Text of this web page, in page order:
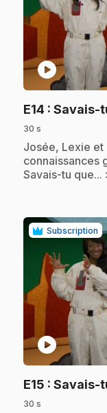
play_circle
E14 : Savais-
30 s
.Josée, Lexie et
connaissances
Savais-tu que...
Subscription
play_circle
E15 : Savais-
30 s